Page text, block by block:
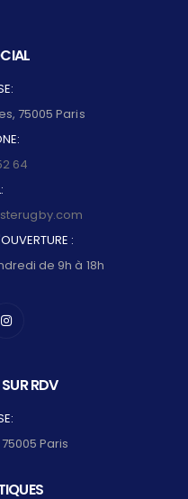
75005 Paris
64
:
de 9h à 18h
RDV
Paris